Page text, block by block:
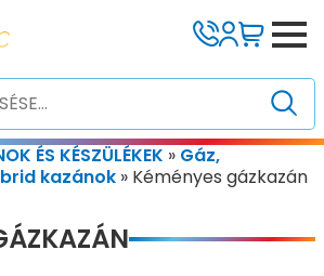
ÉS KÉSZÜLÉKEK » Gáz,
kazánok » Kéményes gázkazán